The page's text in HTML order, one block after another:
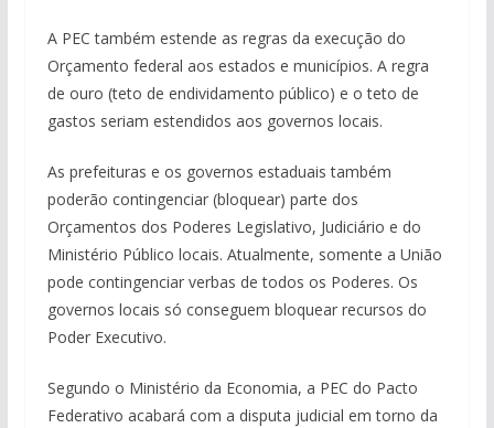
A PEC também estende as regras da execução do
Orçamento federal aos estados e municípios. A regra
de ouro (teto de endividamento público) e o teto de
gastos seriam estendidos aos governos locais.
As prefeituras e os governos estaduais também
poderão contingenciar (bloquear) parte dos
Orçamentos dos Poderes Legislativo, Judiciário e do
Ministério Público locais. Atualmente, somente a União
pode contingenciar verbas de todos os Poderes. Os
governos locais só conseguem bloquear recursos do
Poder Executivo.
Segundo o Ministério da Economia, a PEC do Pacto
Federativo acabará com a disputa judicial em torno da